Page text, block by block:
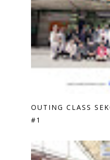
OUTING CLASS
#1